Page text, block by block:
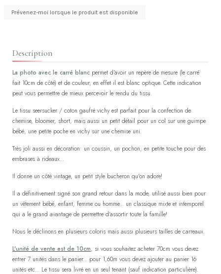
Description
La photo avec le carré blanc permet d'avoir un repère de mesure (le carré
fait 10cm de côté) et de couleur, en effet il est blanc optique. Cette indication
peut vous permettre de mieux percevoir le rendu du tissu.
Le tissu seersucker / coton gaufré vichy est parfait pour la confection de
chemise, bloomer, short, mais aussi un petit détail pour un col sur une guimpe
bébé, une petite poche en vichy sur une chemise uni.
Très joli aussi en décoration: un coussin, un pochon, en petite touche pour des
embrases à rideaux...
Il donne un côté vintage, un petit style bucheron qu'on adore!
Il a définitivement signé son grand retour dans la mode, utilisé aussi bien pour
un vêtement bébé, enfant, femme ou homme... un classique mixte et intemporel
qui a le grand avantage de permettre d'assortir toute la famille!
Nous le déclinons en plusieurs coloris mais aussi plusieurs tailles de carreaux.
L'unité de vente est de 10cm, si vous souhaitez acheter 70cm vous devez
entrer 7 unités dans le panier... pour 1,60m vous devez ajouter au panier 16
unités etc... Le tissu sera livré en un seul tenant (sauf indication particulière).